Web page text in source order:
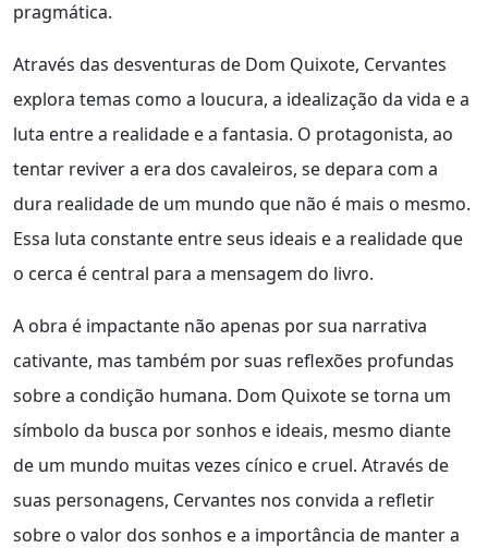
pragmática.
Através das desventuras de Dom Quixote, Cervantes
explora temas como a loucura, a idealização da vida e a
luta entre a realidade e a fantasia. O protagonista, ao
tentar reviver a era dos cavaleiros, se depara com a
dura realidade de um mundo que não é mais o mesmo.
Essa luta constante entre seus ideais e a realidade que
o cerca é central para a mensagem do livro.
A obra é impactante não apenas por sua narrativa
cativante, mas também por suas reflexões profundas
sobre a condição humana. Dom Quixote se torna um
símbolo da busca por sonhos e ideais, mesmo diante
de um mundo muitas vezes cínico e cruel. Através de
suas personagens, Cervantes nos convida a refletir
sobre o valor dos sonhos e a importância de manter a